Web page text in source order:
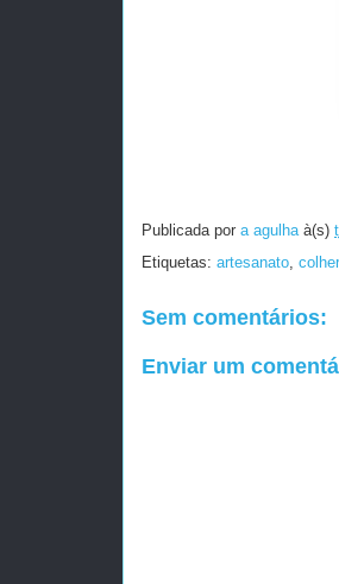
Publicada por a agulha à(s)
Etiquetas: artesanato,
Sem comentários:
Enviar um